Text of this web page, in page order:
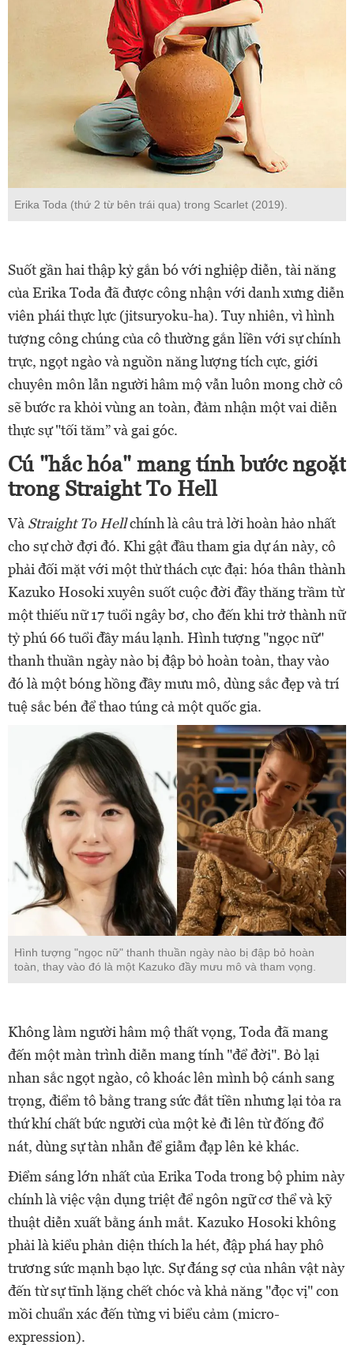
Erika Toda (thứ 2 từ bên trái qua) trong Scarlet (2019).
Suốt gần hai thập kỷ gắn bó với nghiệp diễn, tài năng
của Erika Toda đã được công nhận với danh xưng diễn
viên phái thực lực (jitsuryoku-ha). Tuy nhiên, vì hình
tượng công chúng của cô thường gắn liền với sự chính
trực, ngọt ngào và nguồn năng lượng tích cực, giới
chuyên môn lẫn người hâm mộ vẫn luôn mong chờ cô
sẽ bước ra khỏi vùng an toàn, đảm nhận một vai diễn
thực sự "tối tăm” và gai góc.
Cú "hắc hóa" mang tính bước ngoặt
trong Straight To Hell
Và Straight To Hellchính là câu trả lời hoàn hảo nhất
cho sự chờ đợi đó. Khi gật đầu tham gia dự án này, cô
phải đối mặt với một thử thách cực đại: hóa thân thành
Kazuko Hosoki xuyên suốt cuộc đời đầy thăng trầm từ
một thiếu nữ 17 tuổi ngây bơ, cho đến khi trở thành nữ
tỷ phú 66 tuổi đầy máu lạnh. Hình tượng "ngọc nữ"
thanh thuần ngày nào bị đập bỏ hoàn toàn, thay vào
đó là một bóng hồng đầy mưu mô, dùng sắc đẹp và trí
tuệ sắc bén để thao túng cả một quốc gia.
Hình tượng "ngọc nữ" thanh thuần ngày nào bị đập bỏ hoàn
toàn, thay vào đó là một Kazuko đầy mưu mô và tham vọng.
Không làm người hâm mộ thất vọng, Toda đã mang
đến một màn trình diễn mang tính "để đời". Bỏ lại
nhan sắc ngọt ngào, cô khoác lên mình bộ cánh sang
trọng, điểm tô bằng trang sức đắt tiền nhưng lại tỏa ra
thứ khí chất bức người của một kẻ đi lên từ đống đổ
nát, dùng sự tàn nhẫn để giẫm đạp lên kẻ khác.
Điểm sáng lớn nhất của Erika Toda trong bộ phim này
chính là việc vận dụng triệt để ngôn ngữ cơ thể và kỹ
thuật diễn xuất bằng ánh mắt. Kazuko Hosoki không
phải là kiểu phản diện thích la hét, đập phá hay phô
trương sức mạnh bạo lực. Sự đáng sợ của nhân vật này
đến từ sự tĩnh lặng chết chóc và khả năng "đọc vị" con
mồi chuẩn xác đến từng vi biểu cảm (micro-
expression).